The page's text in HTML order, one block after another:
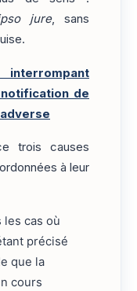
jure, sans
notification de
trois causes
à leur
les cas où
précisé
que la
cours